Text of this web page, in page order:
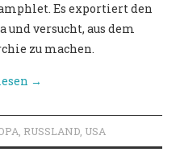
Es exportiert den
und versucht, aus dem
zu machen.
→
, RUSSLAND, USA